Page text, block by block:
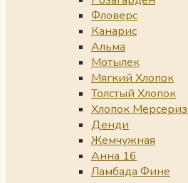
Фловерс
Канарис
Альма
Мотылек
Мягкий Хлопок
Толстый Хлопок
Хлопок
Денди
Жемчужная
Анна 16
Ламбада Фине